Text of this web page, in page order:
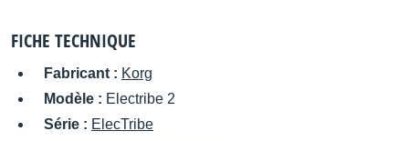
FICHE TECHNIQUE
Fabricant : Korg
Modèle : Electribe 2
Série : ElecTribe